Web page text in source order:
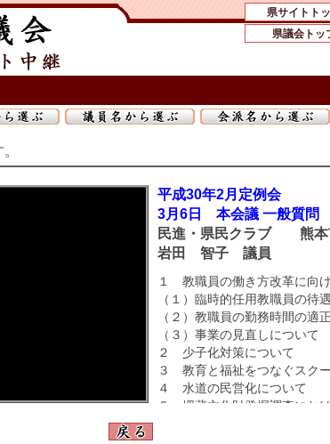
県サイトト
県議会トッ
平成30年2月定例会
3月6日 本会議 一般質問
民進・県民クラブ 熊本
岩田 智子 議員
１ 教職員の働き方改革に向
（１）臨時的任用教職員の待
（２）教職員の勤務時間の適
（３）事業の見直しについて
２ 少子化対策について
３ 教育と福祉をつなぐスク
４ 水道の民営化について
５ 埋蔵文化財発掘調査にお